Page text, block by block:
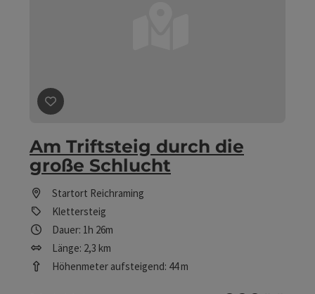
Beitrag merken
Am Triftsteig durch die
große Schlucht
Startort Reichraming
Klettersteig
Dauer: 1h 26m
Länge: 2,3 km
Höhenmeter aufsteigend: 44 m